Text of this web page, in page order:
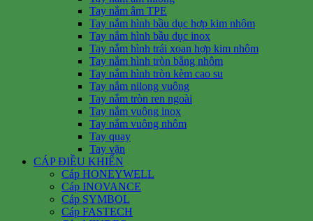
Tay nắm âm TPE
Tay nắm hình bầu dục hợp kim nhôm
Tay nắm hình bầu dục inox
Tay nắm hình trái xoan hợp kim nhôm
Tay nắm hình tròn bằng nhôm
Tay nắm hình tròn kèm cao su
Tay nắm nilong vuông
Tay nắm tròn ren ngoài
Tay nắm vuông inox
Tay nắm vuông nhôm
Tay quay
Tay vặn
CÁP ĐIỀU KHIỂN
Cáp HONEYWELL
Cáp INOVANCE
Cáp SYMBOL
Cáp FASTECH